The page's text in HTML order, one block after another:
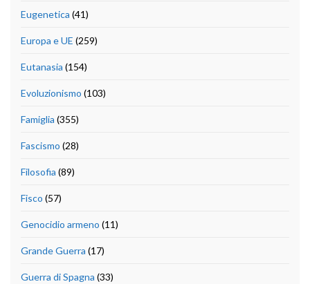
Eugenetica (41)
Europa e UE (259)
Eutanasia (154)
Evoluzionismo (103)
Famiglia (355)
Fascismo (28)
Filosofia (89)
Fisco (57)
Genocidio armeno (11)
Grande Guerra (17)
Guerra di Spagna (33)